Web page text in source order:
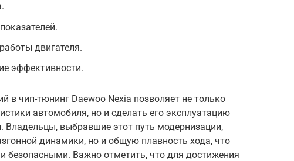
двигателя.
эффективности.
в чип-тюнинг Daewoo Nexia позволяет не только
автомобиля, но и сделать его эксплуатацию
выбравшие этот путь модернизации,
динамики, но и общую плавность хода, что
безопасными. Важно отметить, что для достижения